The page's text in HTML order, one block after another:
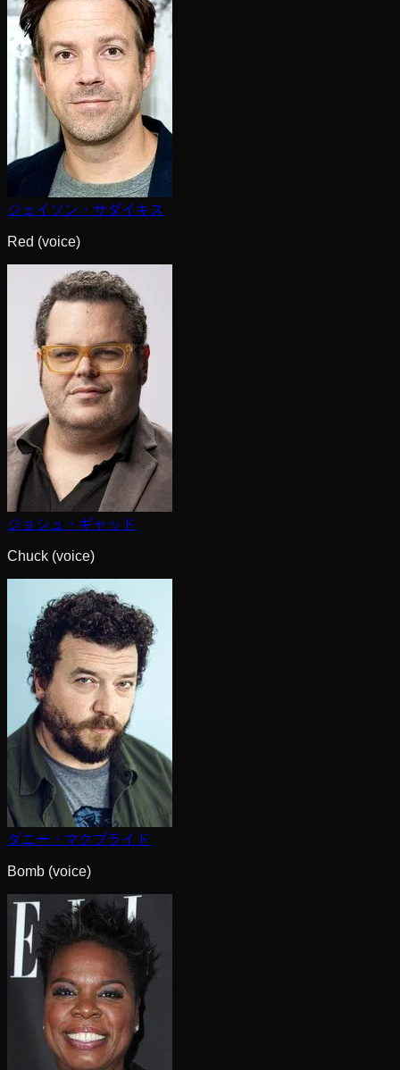
ジェイソン・サダイキス
Red (voice)
ジョシュ・ギャッド
Chuck (voice)
ダニー・マクブライド
Bomb (voice)